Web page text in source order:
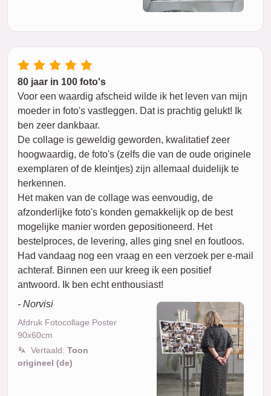
80 jaar in 100 foto's
Voor een waardig afscheid wilde ik het leven van mijn
moeder in foto's vastleggen. Dat is prachtig gelukt! Ik
ben zeer dankbaar.
De collage is geweldig geworden, kwalitatief zeer
hoogwaardig, de foto's (zelfs die van de oude originele
exemplaren of de kleintjes) zijn allemaal duidelijk te
herkennen.
Het maken van de collage was eenvoudig, de
afzonderlijke foto's konden gemakkelijk op de best
mogelijke manier worden gepositioneerd. Het
bestelproces, de levering, alles ging snel en foutloos.
Had vandaag nog een vraag en een verzoek per e-mail
achteraf. Binnen een uur kreeg ik een positief
antwoord. Ik ben echt enthousiast!
- Norvisi
Afdruk Fotocollage Poster
90x60cm
Vertaald: Toon
origineel (de)